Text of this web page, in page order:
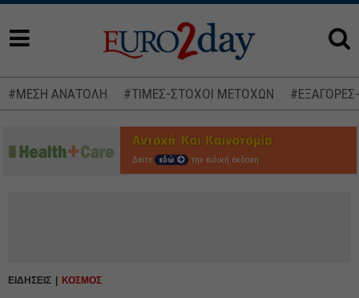
#ΜΕΣΗ ΑΝΑΤΟΛΗ #ΤΙΜΕΣ-ΣΤΟΧΟΙ ΜΕΤΟΧΩΝ
Δείτε εδώ την ειδική έκδοση
ΕΙΔΗΣΕΙΣ ΚΟΣΜΟΣ